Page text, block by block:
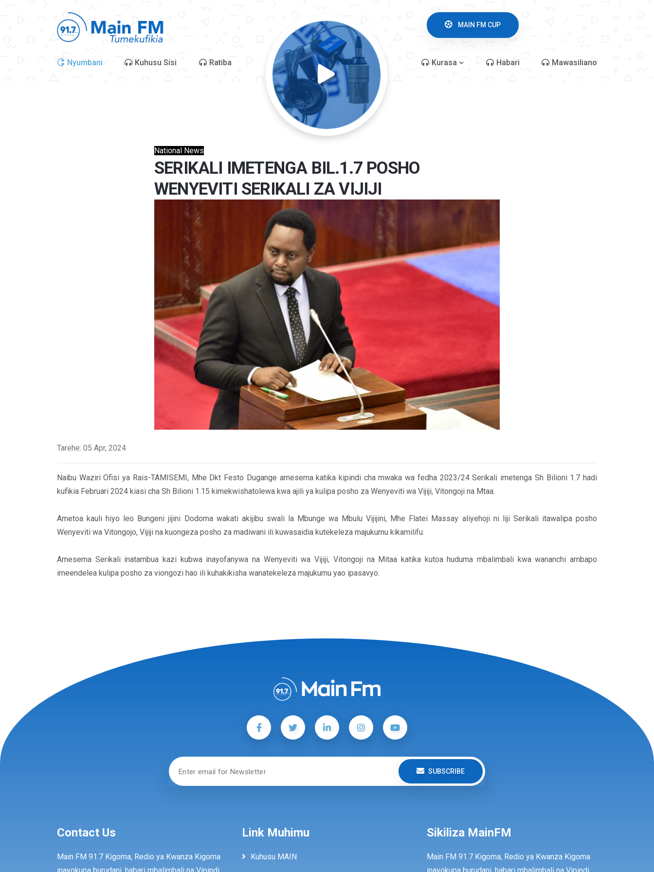
MAIN FM CUP
Nyumbani Kuhusu Sisi Ratiba Kurasa Habari Mawasiliano
National News
SERIKALI IMETENGA BIL.1.7 POSHO
WENYEVITI SERIKALI ZA VIJIJI
Tarehe: 05 Apr, 2024
Naibu Waziri Ofisi ya Rais-TAMISEMI, Mhe Dkt Festo Dugange amesema katika kipindi cha mwaka wa fedha 2023/24 Serikali imetenga Sh Bilioni 1.7 hadi
kufikia Februari 2024 kiasi cha Sh Bilioni 1.15 kimekwishatolewa kwa ajili ya kulipa posho za Wenyeviti wa Vijiji, Vitongoji na Mtaa.
Ametoa kauli hiyo leo Bungeni jijini Dodoma wakati akijibu swali la Mbunge wa Mbulu Vijijini, Mhe Flatei Massay aliyehoji ni liji Serikali itawalipa posho
Wenyeviti wa Vitongojo, Vijiji na kuongeza posho za madiwani ili kuwasaidia kutekeleza majukumu kikamilifu.
Amesema Serikali inatambua kazi kubwa inayofanywa na Wenyeviti wa Vijiji, Vitongoji na Mitaa katika kutoa huduma mbalimbali kwa wananchi ambapo
imeendelea kulipa posho za viongozi hao ili kuhakikisha wanatekeleza majukumu yao ipasavyo.
SUBSCRIBE
Contact Us
Main FM 91.7 Kigoma, Redio ya Kwanza Kigoma
Link Muhimu
Kuhusu MAIN
Sikiliza MainFM
Main FM 91.7 Kigoma, Redio ya Kwanza Kigoma